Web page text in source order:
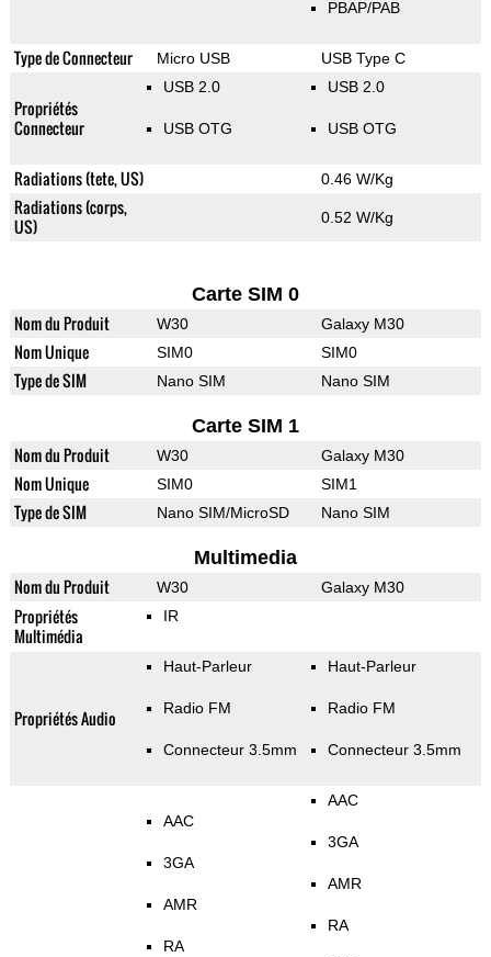
PBAP/PAB
Type de Connecteur Micro USB USB Type C
Propriétés
Connecteur
USB 2.0
USB OTG
USB 2.0
USB OTG
Radiations (tete, US) 0.46 W/Kg
Radiations (corps,
US)
0.52 W/Kg
Carte SIM 0
Nom du Produit W30 Galaxy M30
Nom Unique SIM0 SIM0
Type de SIM Nano SIM Nano SIM
Carte SIM 1
Nom du Produit W30 Galaxy M30
Nom Unique SIM0 SIM1
Type de SIM Nano SIM/MicroSD Nano SIM
Multimedia
Nom du Produit W30 Galaxy M30
Propriétés
Multimédia
IR
Propriétés Audio
Haut-Parleur
Radio FM
Connecteur 3.5mm
Haut-Parleur
Radio FM
Connecteur 3.5mm
AAC
3GA
AMR
RA
AAC
3GA
AMR
RA